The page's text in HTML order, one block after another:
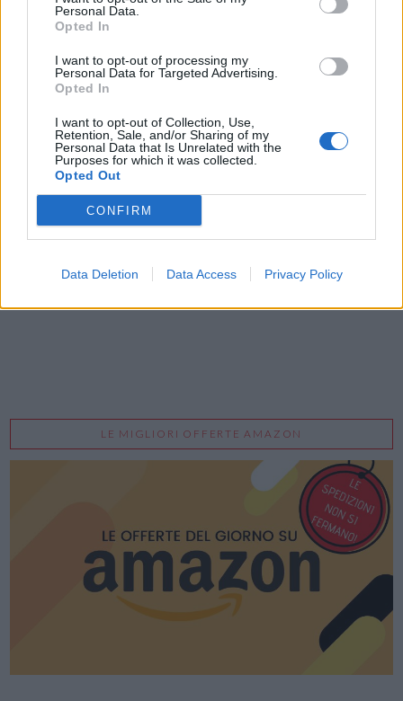
Personal Data.
Opted In
I want to opt-out of processing my
Personal Data for Targeted Advertising.
Opted In
I want to opt-out of Collection, Use,
Retention, Sale, and/or Sharing of my
Personal Data that Is Unrelated with the
Purposes for which it was collected.
Opted Out
CONFIRM
Data Deletion Data Access Privacy Policy
Inserisci nome ed indirizzo E-Mail:
Acconsento al trattamento dei dati personali (
LE MIGLIORI OFFERTE AMAZON